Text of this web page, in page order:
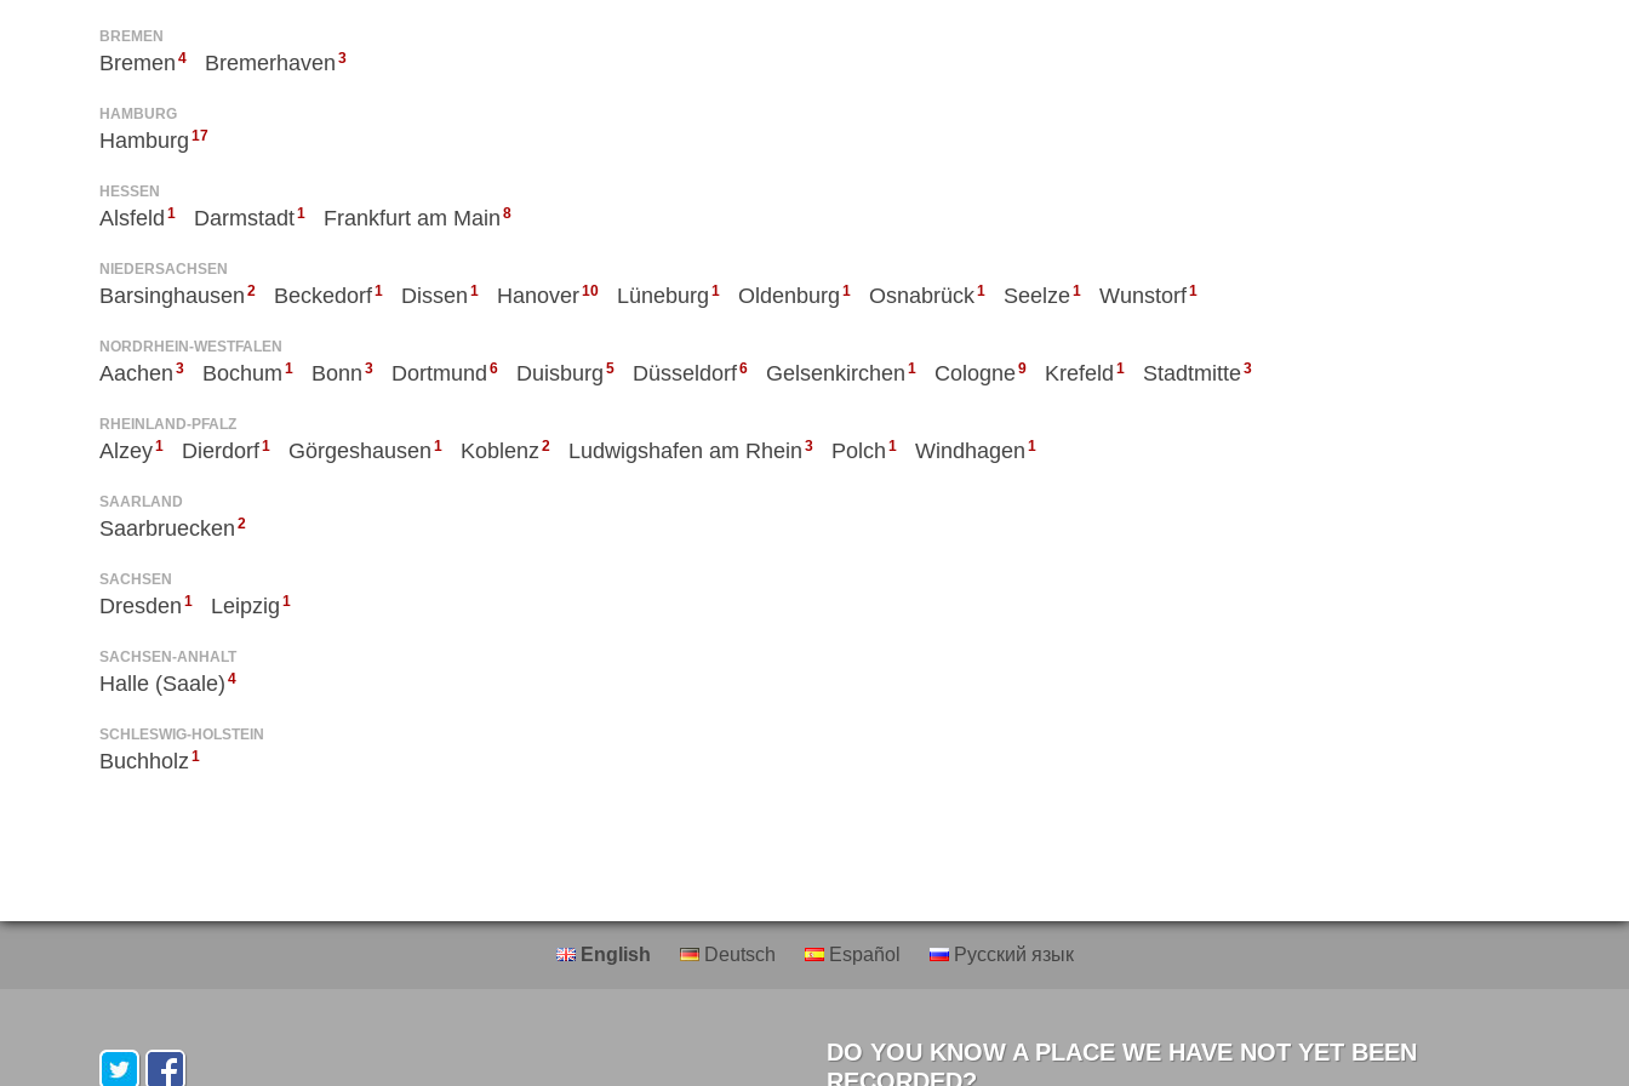
BREMEN
Bremen 4 Bremerhaven 3
HAMBURG
Hamburg 17
HESSEN
Alsfeld 1 Darmstadt1 Frankfurt am Main 8
NIEDERSACHSEN
Barsinghausen 2 Beckedorf1 Dissen 1 Hanover10 Lüneburg 1 Oldenburg 1 Osnabrück1 Seelze1 Wunstorf1
NORDRHEIN-WESTFALEN
Aachen 3 Bochum 1 Bonn 3 Dortmund 6 Duisburg 5 Düsseldorf6 Gelsenkirchen 1 Cologne9 Krefeld 1 Stadtmitte3
RHEINLAND-PFALZ
Alzey1 Dierdorf1 Görgeshausen 1 Koblenz 2 Ludwigshafen am Rhein 3 Polch 1 Windhagen 1
SAARLAND
Saarbruecken 2
SACHSEN
Dresden 1 Leipzig 1
SACHSEN-ANHALT
Halle (Saale) 4
SCHLESWIG-HOLSTEIN
Buchholz 1
English Deutsch Español Русский язык
DO YOU KNOW A PLACE WE HAVE NOT YET BEEN